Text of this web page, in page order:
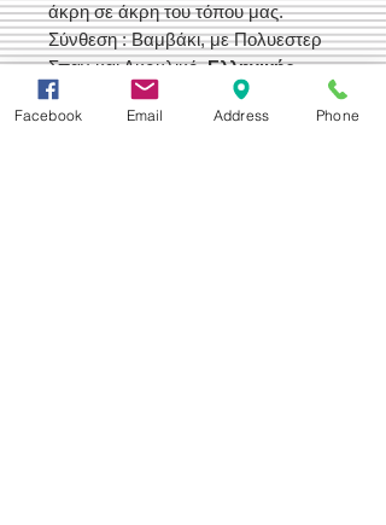
άκρη σε άκρη του τόπου μας.
Σύνθεση : Βαμβάκι, με Πολυεστερ
Σπαν και Ακρυλικό.Ελληνικής
Παραγωγής
Facebook Email Address Phone